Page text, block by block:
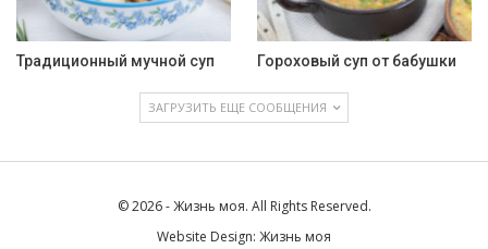
Традиционный мучной суп Гороховый суп от бабушки
ЗАГРУЗИТЬ ЕЩЕ СООБЩЕНИЯ
© 2026 - Жизнь моя. All Rights Reserved.
Website Design: Жизнь моя